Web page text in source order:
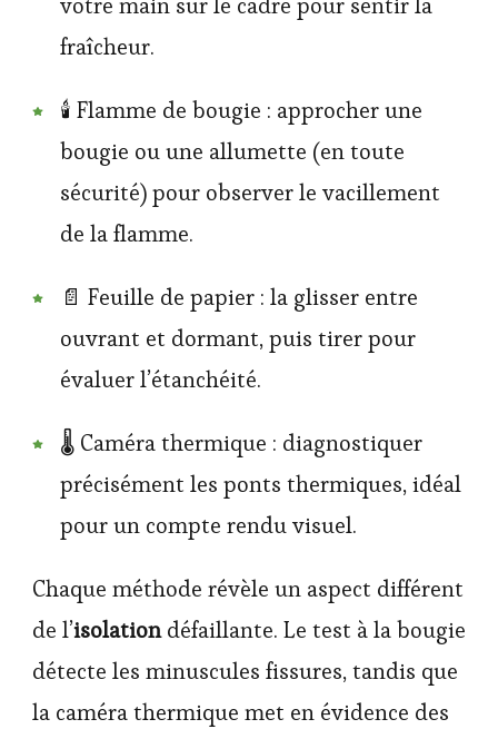
votre main sur le cadre pour sentir la
fraîcheur.
🕯️ Flamme de bougie : approcher une
bougie ou une allumette (en toute
sécurité) pour observer le vacillement
de la flamme.
📄 Feuille de papier : la glisser entre
ouvrant et dormant, puis tirer pour
évaluer l’étanchéité.
🌡️ Caméra thermique : diagnostiquer
précisément les ponts thermiques, idéal
pour un compte rendu visuel.
Chaque méthode révèle un aspect différent
de l’isolationdéfaillante. Le test à la bougie
détecte les minuscules fissures, tandis que
la caméra thermique met en évidence des